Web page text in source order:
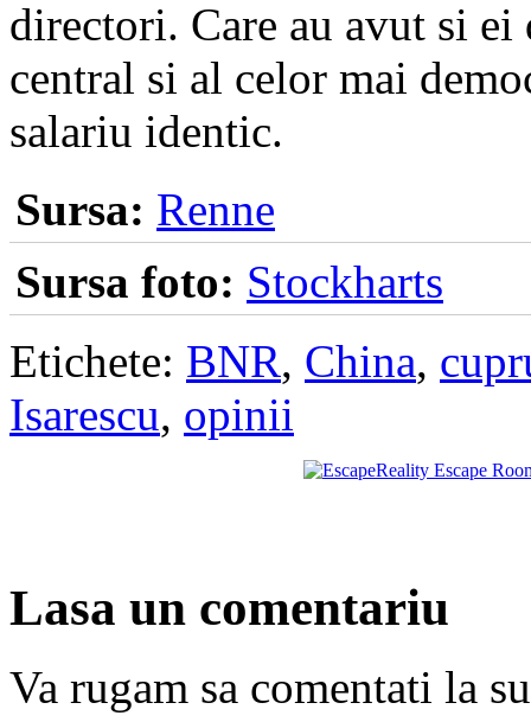
directori. Care au avut si
central si al celor mai
salariu identic.
Sursa: Renne
Sursa foto: Stockharts
Etichete: BNR, China,
Isarescu, opinii
Lasa un comentariu
Va rugam sa comentati la